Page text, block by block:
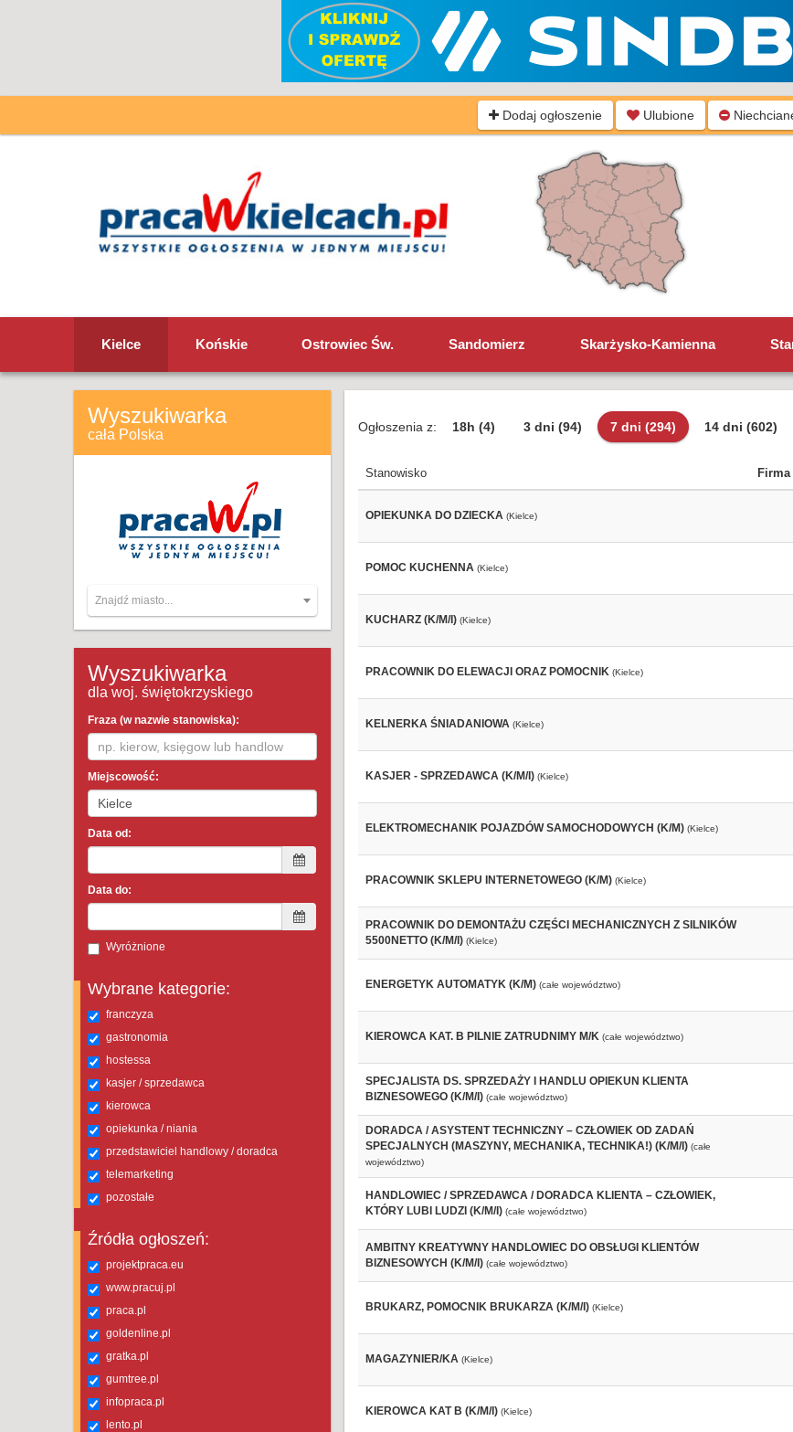
Dodaj ogłoszenie Ulubione
Kielce Końskie Ostrowiec Św. Sandomierz Skarżysko-Kamienna
Wyszukiwarka
cała Polska
Znajdź miasto...
Wyszukiwarka
dla woj. świętokrzyskiego
Fraza (w nazwie stanowiska):
Miejscowość:
Data od:
Data do:
Wyróżnione
Wybrane kategorie:
franczyza
gastronomia
hostessa
kasjer / sprzedawca
kierowca
opiekunka / niania
przedstawiciel handlowy / doradca
telemarketing
pozostałe
Źródła ogłoszeń:
projektpraca.eu
www.pracuj.pl
praca.pl
goldenline.pl
gratka.pl
gumtree.pl
infopraca.pl
lento.pl
Ogłoszenia z: 18h (4) 3 dni (94) 7 dni (294) 14 dni (602)
Stanowisko Firma
OPIEKUNKA DO DZIECKA (Kielce)
POMOC KUCHENNA (Kielce)
KUCHARZ (K/M/I) (Kielce)
PRACOWNIK DO ELEWACJI ORAZ POMOCNIK (Kielce)
KELNERKA ŚNIADANIOWA (Kielce)
KASJER - SPRZEDAWCA (K/M/I) (Kielce)
ELEKTROMECHANIK POJAZDÓW SAMOCHODOWYCH (K/M) (Kielce)
PRACOWNIK SKLEPU INTERNETOWEGO (K/M) (Kielce)
PRACOWNIK DO DEMONTAŻU CZĘŚCI MECHANICZNYCH Z SILNIKÓW
5500NETTO (K/M/I) (Kielce)
ENERGETYK AUTOMATYK (K/M) (całe województwo)
KIEROWCA KAT. B PILNIE ZATRUDNIMY M/K (całe województwo)
SPECJALISTA DS. SPRZEDAŻY I HANDLU OPIEKUN KLIENTA
BIZNESOWEGO (K/M/I) (całe województwo)
DORADCA / ASYSTENT TECHNICZNY – CZŁOWIEK OD ZADAŃ
SPECJALNYCH (MASZYNY, MECHANIKA, TECHNIKA!) (K/M/I) (całe
województwo)
HANDLOWIEC / SPRZEDAWCA / DORADCA KLIENTA – CZŁOWIEK,
KTÓRY LUBI LUDZI (K/M/I) (całe województwo)
AMBITNY KREATYWNY HANDLOWIEC DO OBSŁUGI KLIENTÓW
BIZNESOWYCH (K/M/I) (całe województwo)
BRUKARZ, POMOCNIK BRUKARZA (K/M/I) (Kielce)
MAGAZYNIER/KA (Kielce)
KIEROWCA KAT B (K/M/I) (Kielce)